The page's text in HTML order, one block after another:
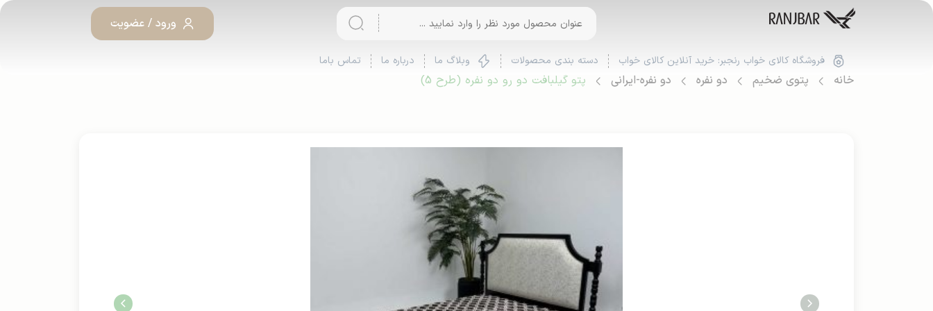
ورود / عضویت
فروشگاه کالای خواب رنجبر: خرید آنلاین کالای خواب دسته بندی محصولات وبلاگ ما درباره ما تماس باما
خانه پتوی ضخیم دو نفره دو نفره-ایرانی پتو گیلبافت دو رو دو نفره (طرح 5)